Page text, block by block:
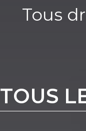
Tous
TOUS